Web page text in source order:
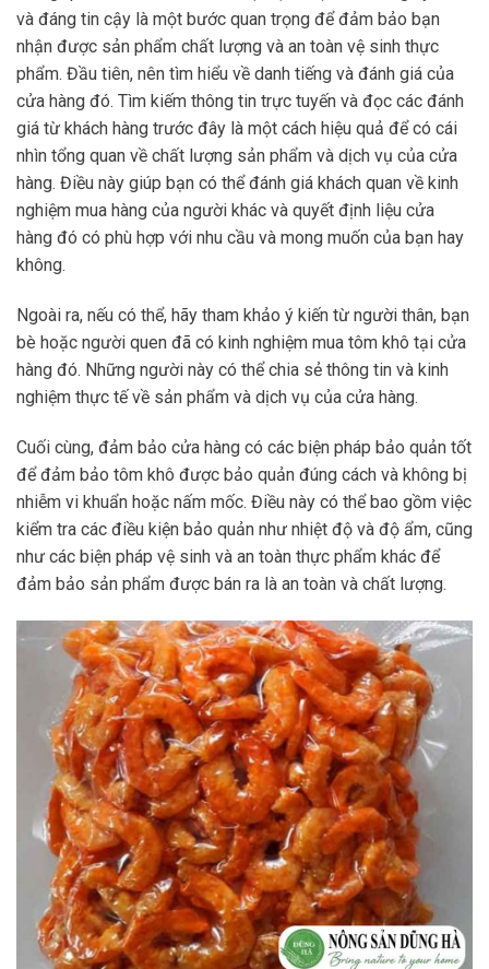
và đáng tin cậy là một bước quan trọng để đảm bảo bạn
nhận được sản phẩm chất lượng và an toàn vệ sinh thực
phẩm. Đầu tiên, nên tìm hiểu về danh tiếng và đánh giá của
cửa hàng đó. Tìm kiếm thông tin trực tuyến và đọc các đánh
giá từ khách hàng trước đây là một cách hiệu quả để có cái
nhìn tổng quan về chất lượng sản phẩm và dịch vụ của cửa
hàng. Điều này giúp bạn có thể đánh giá khách quan về kinh
nghiệm mua hàng của người khác và quyết định liệu cửa
hàng đó có phù hợp với nhu cầu và mong muốn của bạn hay
không.
Ngoài ra, nếu có thể, hãy tham khảo ý kiến từ người thân, bạn
bè hoặc người quen đã có kinh nghiệm mua tôm khô tại cửa
hàng đó. Những người này có thể chia sẻ thông tin và kinh
nghiệm thực tế về sản phẩm và dịch vụ của cửa hàng.
Cuối cùng, đảm bảo cửa hàng có các biện pháp bảo quản tốt
để đảm bảo tôm khô được bảo quản đúng cách và không bị
nhiễm vi khuẩn hoặc nấm mốc. Điều này có thể bao gồm việc
kiểm tra các điều kiện bảo quản như nhiệt độ và độ ẩm, cũng
như các biện pháp vệ sinh và an toàn thực phẩm khác để
đảm bảo sản phẩm được bán ra là an toàn và chất lượng.